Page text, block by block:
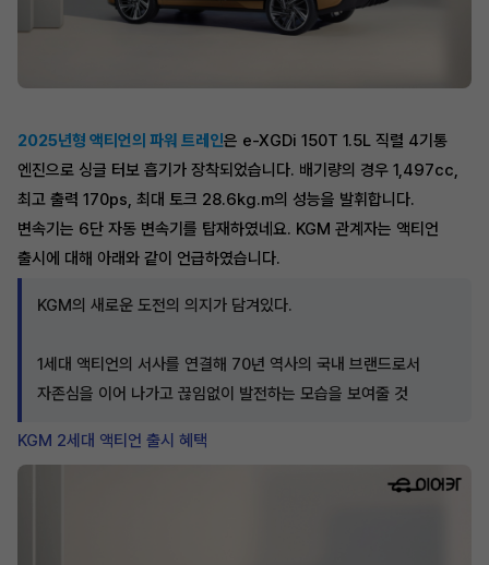
2025년형 액티언의 파워 트레인은 e-XGDi 150T 1.5L 직렬 4기통
엔진으로 싱글 터보 흡기가 장착되었습니다. 배기량의 경우 1,497cc,
최고 출력 170ps, 최대 토크 28.6kg.m의 성능을 발휘합니다.
변속기는 6단 자동 변속기를 탑재하였네요. KGM 관계자는 액티언
출시에 대해 아래와 같이 언급하였습니다.
KGM의 새로운 도전의 의지가 담겨있다.
1세대 액티언의 서사를 연결해 70년 역사의 국내 브랜드로서
자존심을 이어 나가고 끊임없이 발전하는 모습을 보여줄 것
KGM 2세대 액티언 출시 혜택